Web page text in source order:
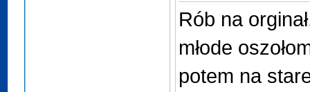
Rób na
młode
potem na